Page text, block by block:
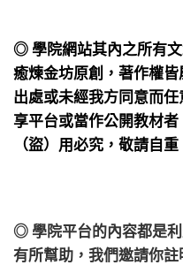
◎ 學院網站其內之所有
癒煉金坊原創，著作權
出處或未經我方同意而
享平台或當作公開教材
（盜）用必究，敬請自重
◎ 學院平台的內容都是
有所幫助，我們邀請你